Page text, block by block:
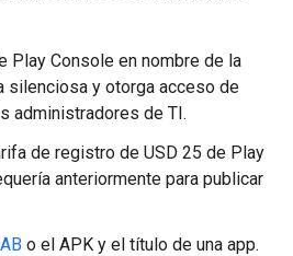
Play Console en nombre de la
silenciosa y otorga acceso de
administradores de TI.
de registro de USD 25 de Play
anteriormente para publicar
o el APK y el título de una app.